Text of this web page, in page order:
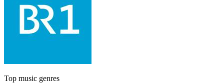
Top music genres